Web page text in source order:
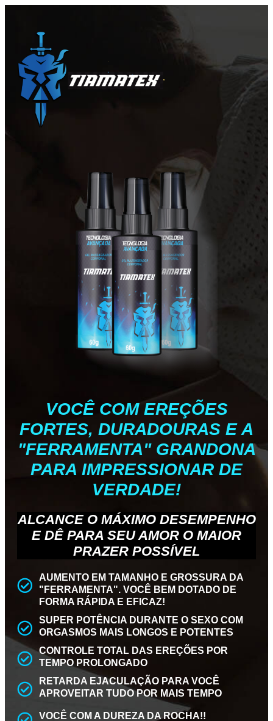
VOCÊ COM EREÇÕES
FORTES, DURADOURAS E A
"FERRAMENTA" GRANDONA
PARA IMPRESSIONAR DE
VERDADE!
ALCANCE O MÁXIMO DESEMPENHO
E DÊ PARA SEU AMOR O MAIOR
PRAZER POSSÍVEL
AUMENTO EM TAMANHO E GROSSURA DA
"FERRAMENTA". VOCÊ BEM DOTADO DE
FORMA RÁPIDA E EFICAZ!
SUPER POTÊNCIA DURANTE O SEXO COM
ORGASMOS MAIS LONGOS E POTENTES
CONTROLE TOTAL DAS EREÇÕES POR
TEMPO PROLONGADO
RETARDA EJACULAÇÃO PARA VOCÊ
APROVEITAR TUDO POR MAIS TEMPO
VOCÊ COM A DUREZA DA ROCHA!!